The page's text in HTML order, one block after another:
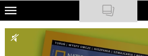
Skip
main
NATIONAL GEOGRAPHIC
TRAVELER